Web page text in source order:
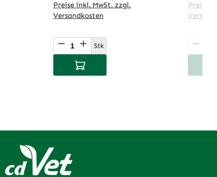
Preise inkl. MwSt. zzgl.
Versandkosten
Produkt Anzahl: Gib den
Stk
In den Warenkorb
Preise